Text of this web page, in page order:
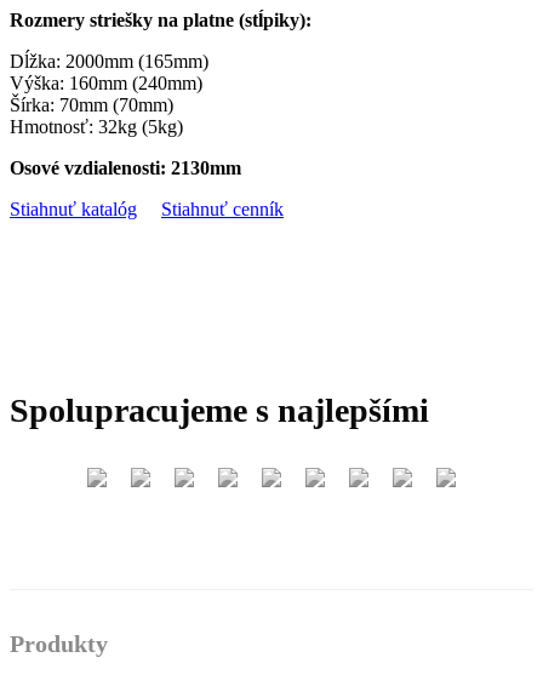
Rozmery striešky na platne (stĺpiky):
Dĺžka: 2000mm (165mm)
Výška: 160mm (240mm)
Šírka: 70mm (70mm)
Hmotnosť: 32kg (5kg)
Osové vzdialenosti: 2130mm
Stiahnuť katalóg
Stiahnuť cenník
Spolupracujeme s najlepšími
Produkty